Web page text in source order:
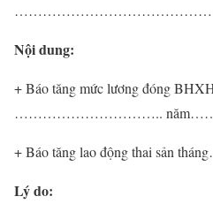
Nội dung:
+ Báo tăng mức lương đóng
…………………………..
+ Báo tăng lao động thai sản
Lý do: